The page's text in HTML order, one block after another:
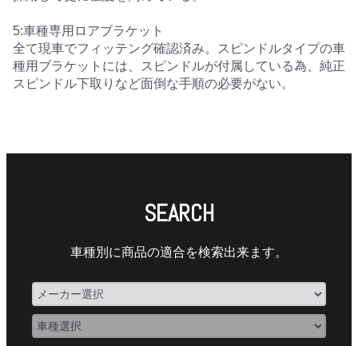
5:車種専用ロアブラケット
全て現車でフィッテング確認済み。スピンドルタイプの車
種用ブラケットには、スピンドルが付属している為、純正
スピンドル下取りなど面倒な手順の必要がない。
SEARCH
車種別に商品の適合を検索出来ます。